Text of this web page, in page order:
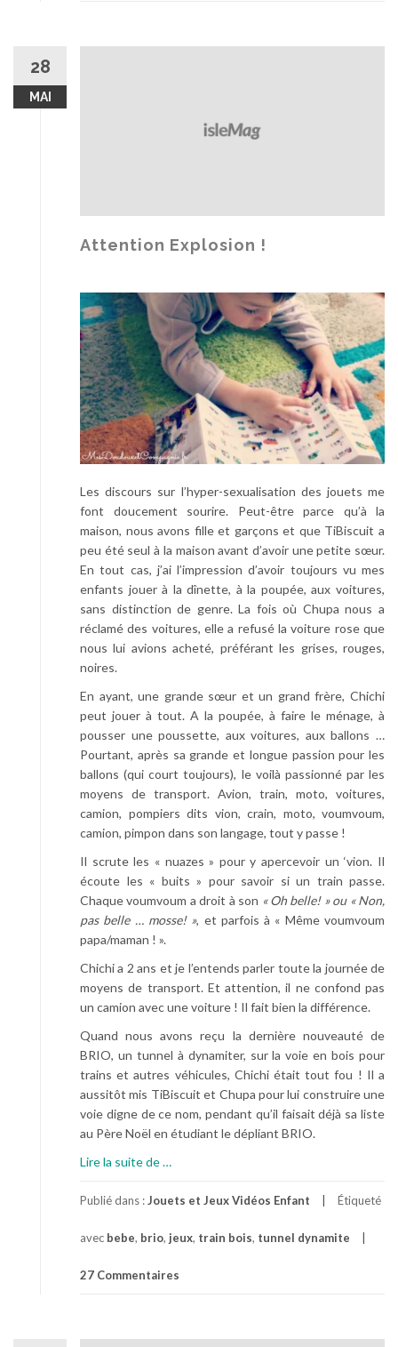
28
MAI
Attention Explosion !
Les discours sur l’hyper-sexualisation des jouets me
font doucement sourire. Peut-être parce qu’à la
maison, nous avons fille et garçons et que TiBiscuit a
peu été seul à la maison avant d’avoir une petite sœur.
En tout cas, j’ai l’impression d’avoir toujours vu mes
enfants jouer à la dînette, à la poupée, aux voitures,
sans distinction de genre. La fois où Chupa nous a
réclamé des voitures, elle a refusé la voiture rose que
nous lui avions acheté, préférant les grises, rouges,
noires.
En ayant, une grande sœur et un grand frère, Chichi
peut jouer à tout. A la poupée, à faire le ménage, à
pousser une poussette, aux voitures, aux ballons …
Pourtant, après sa grande et longue passion pour les
ballons (qui court toujours), le voilà passionné par les
moyens de transport. Avion, train, moto, voitures,
camion, pompiers dits vion, crain, moto, voumvoum,
camion, pimpon dans son langage, tout y passe !
Il scrute les « nuazes » pour y apercevoir un ‘vion. Il
écoute les « buits » pour savoir si un train passe.
Chaque voumvoum a droit à son « Oh belle! » ou « Non,
pas belle … mosse! », et parfois à « Même voumvoum
papa/maman ! ».
Chichi a 2 ans et je l’entends parler toute la journée de
moyens de transport. Et attention, il ne confond pas
un camion avec une voiture ! Il fait bien la différence.
Quand nous avons reçu la dernière nouveauté de
BRIO, un tunnel à dynamiter, sur la voie en bois pour
trains et autres véhicules, Chichi était tout fou ! Il a
aussitôt mis TiBiscuit et Chupa pour lui construire une
voie digne de ce nom, pendant qu’il faisait déjà sa liste
au Père Noël en étudiant le dépliant BRIO.
Lire la suite de
r
p
s
t
…
Publié dans :Jouets et Jeux Vidéos Enfant Étiqueté
avec bebe, brio, jeux, train bois, tunnel dynamite
27 Commentaires